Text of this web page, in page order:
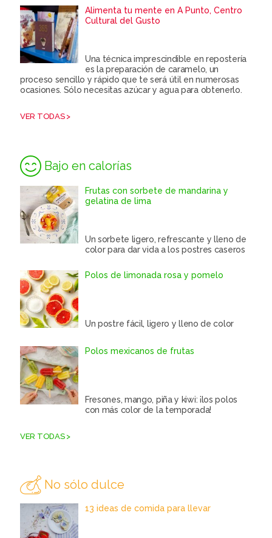
Alimenta tu mente en A Punto, Centro
Cultural del Gusto
Una técnica imprescindible en repostería
es la preparación de caramelo, un
proceso sencillo y rápido que te será útil en numerosas
ocasiones. Sólo necesitas azúcar y agua para obtenerlo.
VER TODAS >
Bajo en calorías
Frutas con sorbete de mandarina y
gelatina de lima
Un sorbete ligero, refrescante y lleno de
color para dar vida a los postres caseros
Polos de limonada rosa y pomelo
Un postre fácil, ligero y lleno de color
Polos mexicanos de frutas
Fresones, mango, piña y kiwi: ¡los polos
con más color de la temporada!
VER TODAS >
No sólo dulce
13 ideas de comida para llevar